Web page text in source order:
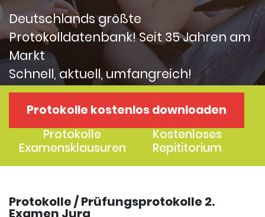
Deutschlands größte
Protokolldatenbank! Seit 35 Jahren am
Markt
Schnell, aktuell, umfangreich!
Protokolle kostenlos downloaden
1. Examen
2. Examen
Protokolle
Examensklausuren
Kostenloses
Repititorium
Protokolle / Prüfungsprotokolle 2.
Examen Jura